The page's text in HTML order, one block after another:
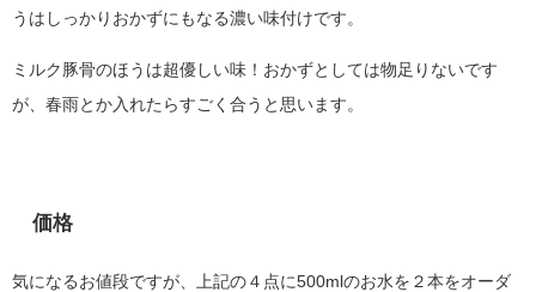
うはしっかりおかずにもなる濃い味付けです。
ミルク豚骨のほうは超優しい味！おかずとしては物足りないです
が、春雨とか入れたらすごく合うと思います。
価格
気になるお値段ですが、上記の４点に500mlのお水を２本をオーダ